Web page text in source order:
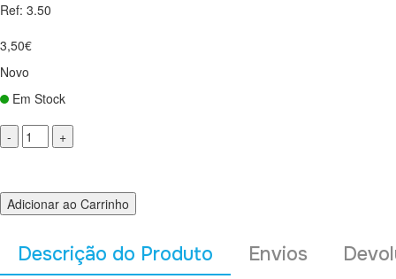
Ref: 3.50
3,50€
Novo
Em Stock
Adicionar ao Carrinho
Descrição do Produto Envios